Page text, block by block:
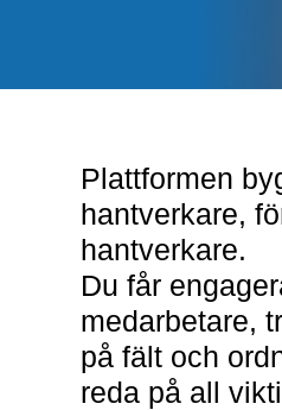
Plattformen
hantverkare,
hantverkare.
Du får
medarbetare,
på fält och
reda på all